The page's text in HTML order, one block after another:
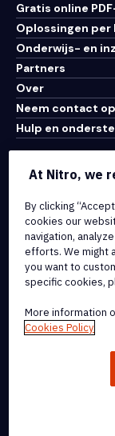
Gratis online
Oplossingen per
Onderwijs- en
Partners
Over
Neem contact
Hulp en
Integraties en API-
Cookiebeleid
Copyrightbeleid
Alle voorwaarden
© 2026 Nitro
Nitro, het Nitro-
At Nitro, we
By clicking
cookies our
navigation,
efforts. We might
you want to
specific cookies,
More information
Cookies Policy